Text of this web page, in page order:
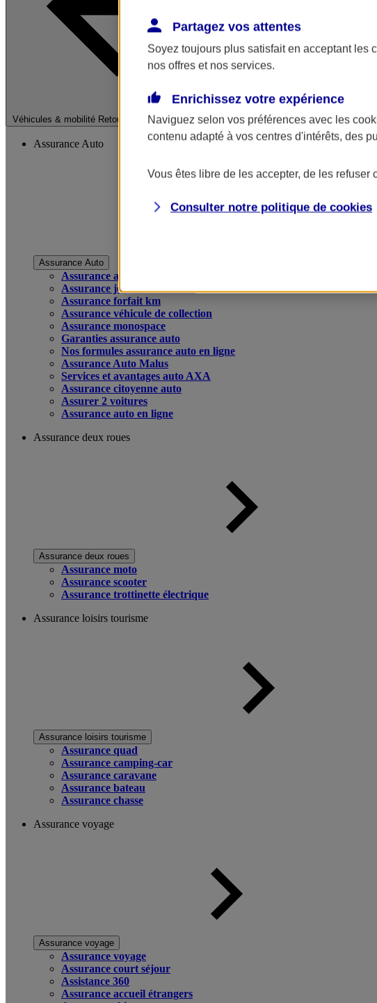
Véhicules & mobilité Retour à la section précédente
Fermer le menu principal
Assurance Auto
Assurance Auto
Assurance auto
Assurance jeune conducteur
Assurance forfait km
Assurance véhicule de collection
Assurance monospace
Garanties assurance auto
Nos formules assurance auto en ligne
Assurance Auto Malus
Services et avantages auto AXA
Assurance citoyenne auto
Assurer 2 voitures
Assurance auto en ligne
Assurance deux roues
Assurance deux roues
Assurance moto
Assurance scooter
Assurance trottinette électrique
Assurance loisirs tourisme
Assurance loisirs tourisme
Assurance quad
Assurance camping-car
Assurance caravane
Assurance bateau
Assurance chasse
Assurance voyage
Assurance voyage
Assurance voyage
Assurance court séjour
Assistance 360
Assurance accueil étrangers
Partagez vos attentes
Soyez toujours plus satisfait en acceptant les
nos offres et nos services.
Enrichissez votre expérience
Naviguez selon vos préférences avec les
contenu adapté à vos centres d'intérêts, des
Vous êtes libre de les accepter, de les
Consulter notre politique de cookies